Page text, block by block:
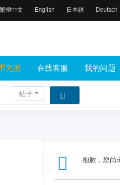
繁體中文 English 日本語 Deutsch
充值 在线客服 我的问题
帖子
抱歉，您尚